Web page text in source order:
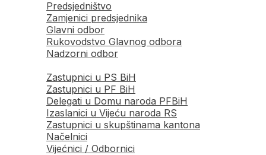
Predsjedništvo
Zamjenici predsjednika
Glavni odbor
Rukovodstvo Glavnog odbora
Nadzorni odbor
Zastupnici u PS BiH
Zastupnici u PF BiH
Delegati u Domu naroda PFBiH
Izaslanici u Vijeću naroda RS
Zastupnici u skupštinama kantona
Načelnici
Vijećnici / Odbornici